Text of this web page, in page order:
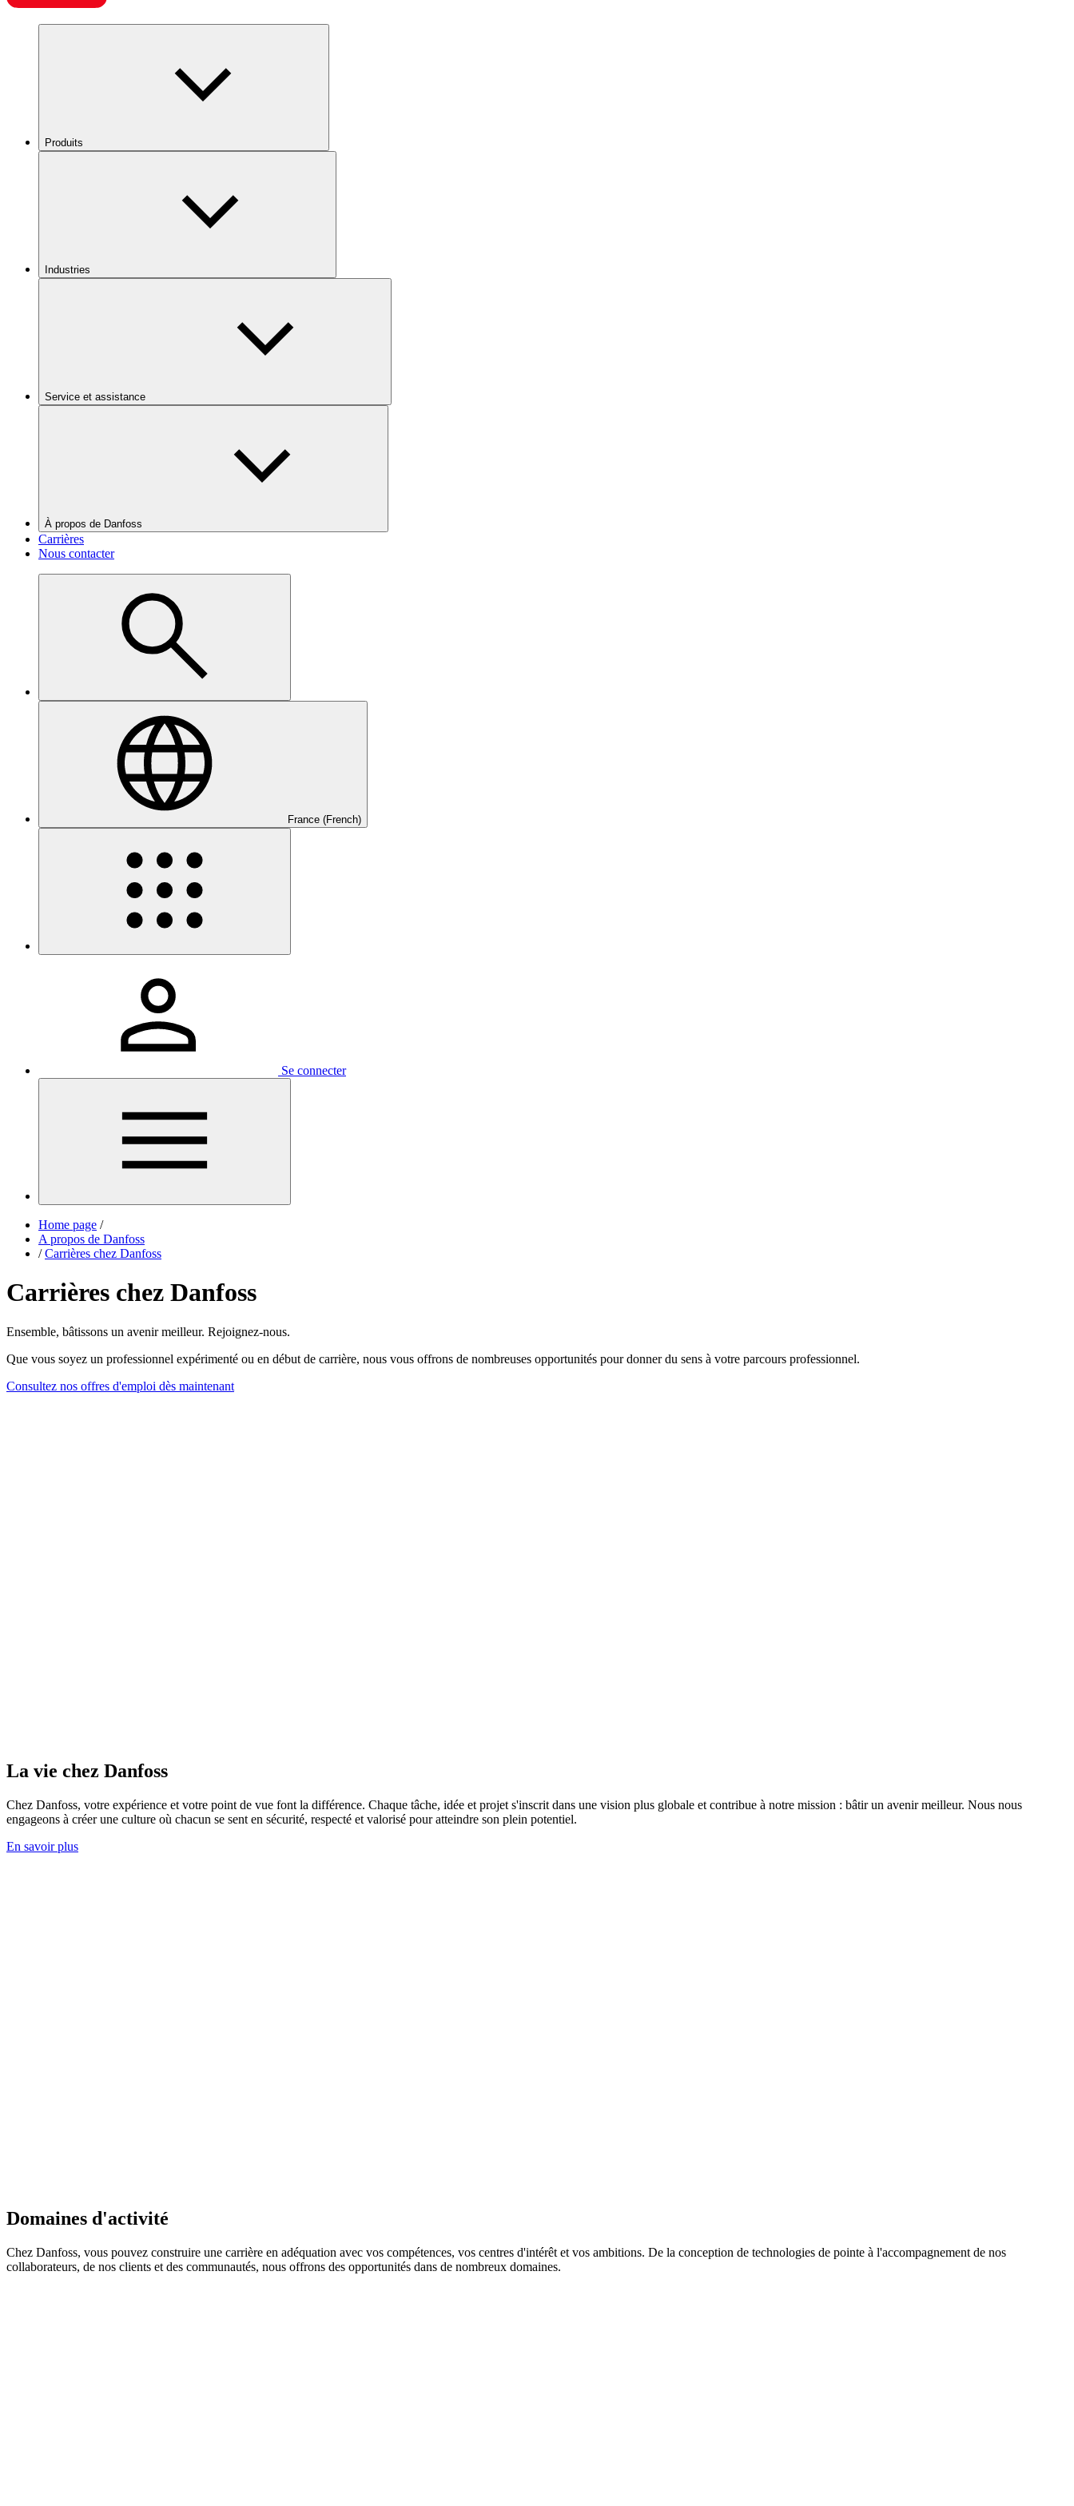
Produits
Industries
Service et assistance
À propos de Danfoss
Carrières
Nous contacter
France (French)
Se connecter
Home page /
A propos de Danfoss
/ Carrières chez Danfoss
Carrières chez Danfoss
Ensemble, bâtissons un avenir meilleur. Rejoignez-nous.
Que vous soyez un professionnel expérimenté ou en début de carrière, nous vous offrons de nombreuses opportunités pour donner du sens à votre parcours professionnel.
Consultez nos offres d'emploi dès maintenant
La vie chez Danfoss
Chez Danfoss, votre expérience et votre point de vue font la différence. Chaque tâche, idée et projet s'inscrit dans une vision plus globale et contribue à notre mission : bâtir un avenir meilleur. Nous nous
engageons à créer une culture où chacun se sent en sécurité, respecté et valorisé pour atteindre son plein potentiel.
En savoir plus
Domaines d'activité
Chez Danfoss, vous pouvez construire une carrière en adéquation avec vos compétences, vos centres d'intérêt et vos ambitions. De la conception de technologies de pointe à l'accompagnement de nos
collaborateurs, de nos clients et des communautés, nous offrons des opportunités dans de nombreux domaines.